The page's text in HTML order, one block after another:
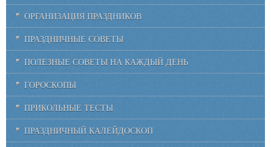
ОРГАНИЗАЦИЯ ПРАЗДНИКОВ
ПРАЗДНИЧНЫЕ СОВЕТЫ
ПОЛЕЗНЫЕ СОВЕТЫ НА КАЖДЫЙ ДЕНЬ
ГОРОСКОПЫ
ПРИКОЛЬНЫЕ ТЕСТЫ
ПРАЗДНИЧНЫЙ КАЛЕЙДОСКОП